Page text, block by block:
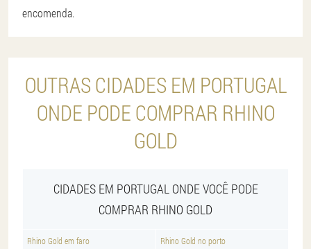
encomenda.
OUTRAS CIDADES EM PORTUGAL
ONDE PODE COMPRAR RHINO
GOLD
CIDADES EM PORTUGAL ONDE VOCÊ PODE
COMPRAR RHINO GOLD
Rhino Gold em faro Rhino Gold no porto